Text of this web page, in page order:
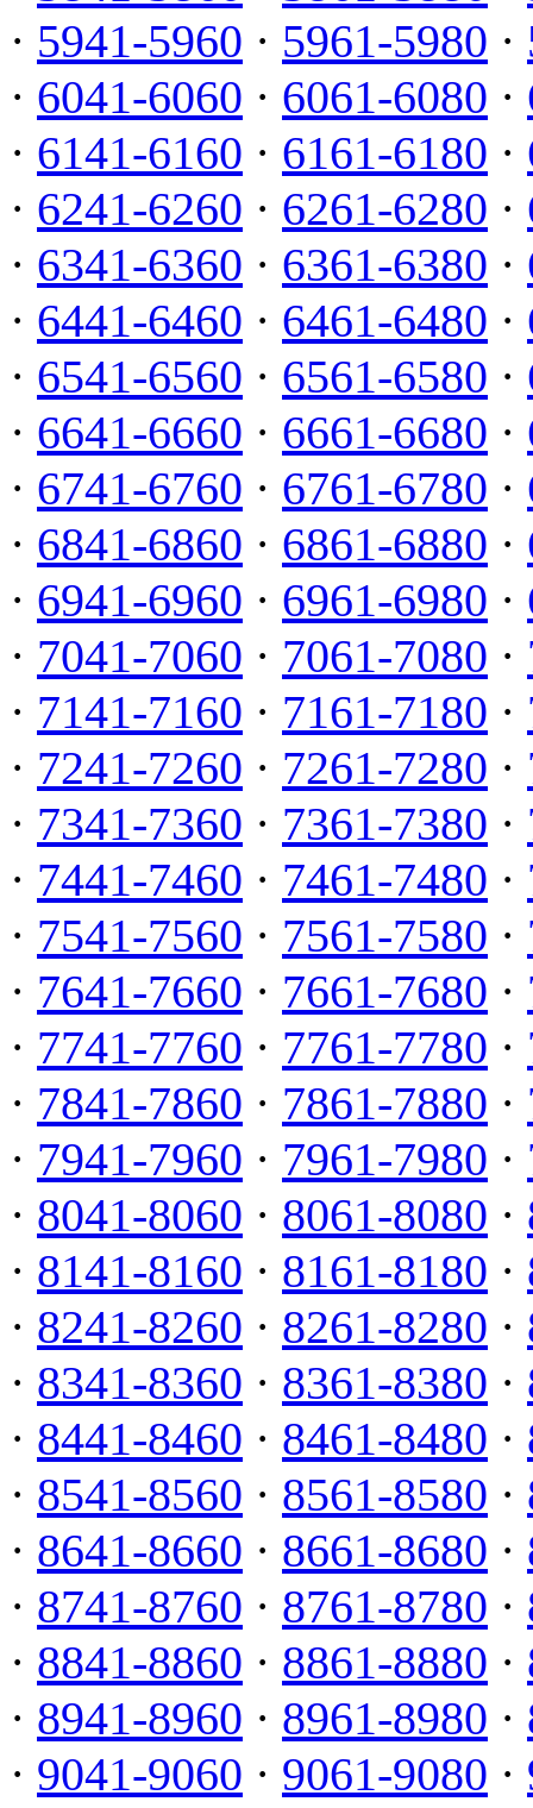
· 5941-5960 · 5961-5980 ·
· 6041-6060 · 6061-6080 ·
· 6141-6160 · 6161-6180 ·
· 6241-6260 · 6261-6280 ·
· 6341-6360 · 6361-6380 ·
· 6441-6460 · 6461-6480 ·
· 6541-6560 · 6561-6580 ·
· 6641-6660 · 6661-6680 ·
· 6741-6760 · 6761-6780 ·
· 6841-6860 · 6861-6880 ·
· 6941-6960 · 6961-6980 ·
· 7041-7060 · 7061-7080 ·
· 7141-7160 · 7161-7180 ·
· 7241-7260 · 7261-7280 ·
· 7341-7360 · 7361-7380 ·
· 7441-7460 · 7461-7480 ·
· 7541-7560 · 7561-7580 ·
· 7641-7660 · 7661-7680 ·
· 7741-7760 · 7761-7780 ·
· 7841-7860 · 7861-7880 ·
· 7941-7960 · 7961-7980 ·
· 8041-8060 · 8061-8080 ·
· 8141-8160 · 8161-8180 ·
· 8241-8260 · 8261-8280 ·
· 8341-8360 · 8361-8380 ·
· 8441-8460 · 8461-8480 ·
· 8541-8560 · 8561-8580 ·
· 8641-8660 · 8661-8680 ·
· 8741-8760 · 8761-8780 ·
· 8841-8860 · 8861-8880 ·
· 8941-8960 · 8961-8980 ·
· 9041-9060 · 9061-9080 ·